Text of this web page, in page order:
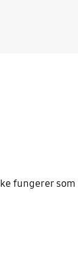
fungerer som